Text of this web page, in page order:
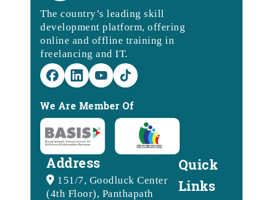
The country’s leading skill
development platform, offering
online and offline training in
freelancing and IT.
We Are Member Of
Address
151/7, Goodluck Center
(4th Floor), Panthapath
Quick
Links